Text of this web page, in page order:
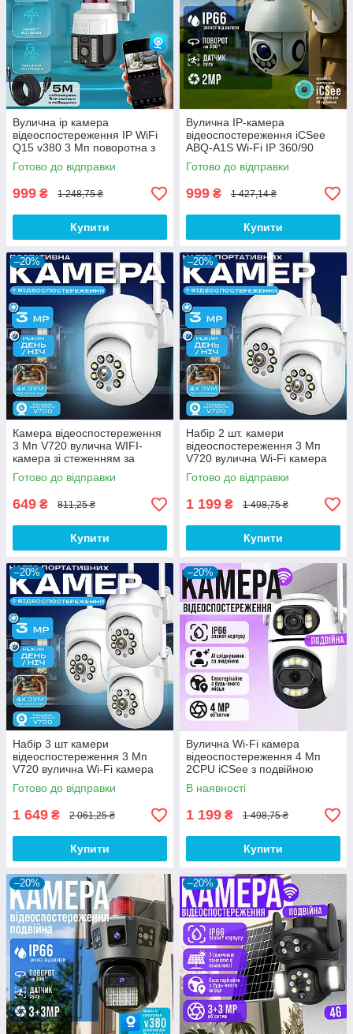
Вулична ip камера
відеоспостереження IP WiFi
Q15 v380 3 Мп поворотна з
віддаленим доступом з
передачею на телефон
Готово до відправки
999 ₴ 1 248,75 ₴
Купити
Вулична IP-камера
відеоспостереження iCSee
ABQ-A1S Wi-Fi IP 360/90
2.0mp поворотна з
віддаленим доступом
Готово до відправки
999 ₴ 1 427,14 ₴
Купити
–20%
Камера відеоспостереження
3 Мп V720 вулична WIFI-
камера зі стеженням за
об'єктом і віддаленим
доступом — Відеокамера
Готово до відправки
649 ₴ 811,25 ₴
Купити
–20%
Набір 2 шт. камери
відеоспостереження 3 Мп
V720 вулична Wi-Fi камера
спостереження зі стеженням
за об'єктом і віддаленим
Готово до відправки
1 199 ₴ 1 498,75 ₴
Купити
–20%
Набір 3 шт камери
відеоспостереження 3 Мп
V720 вулична Wi-Fi камера
спостереження зі стеженням
за об'єктом і віддаленим
Готово до відправки
1 649 ₴ 2 061,25 ₴
Купити
–20%
Вулична Wi-Fi камера
відеоспостереження 4 Мп
2CPU iCSee з подвійною
камерою та нічним баченням
В наявності
1 199 ₴ 1 498,75 ₴
Купити
–20% –20%